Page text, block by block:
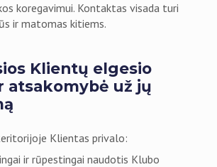
koregavimui. Kontaktas visada turi
ir matomas kitiems.
Klientų elgesio
atsakomybė už jų
Klientas privalo:
ir rūpestingai naudotis Klubo